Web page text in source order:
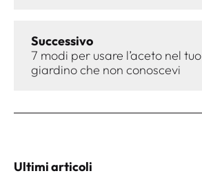
Successivo
7 modi per usare l’aceto nel tuo
giardino che non conoscevi
Ultimi articoli